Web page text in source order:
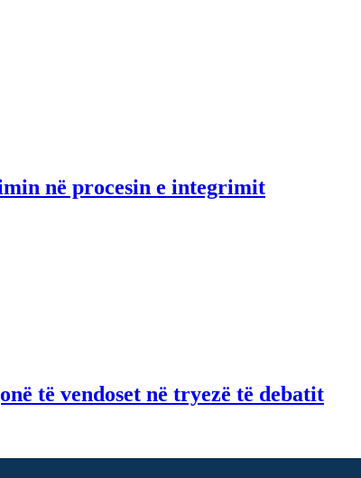
në procesin e integrimit
të vendoset në tryezë të debatit